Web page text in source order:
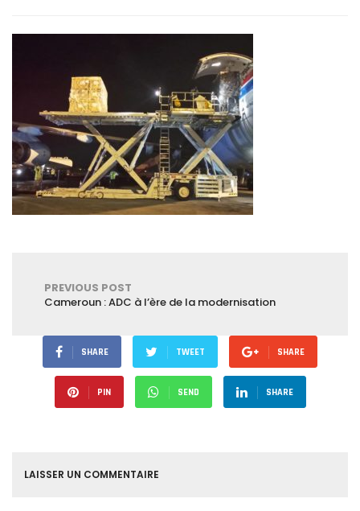
PREVIOUS POST
Cameroun : ADC à l’ère de la modernisation
SHARE TWEET SHARE
PIN SEND SHARE
LAISSER UN COMMENTAIRE